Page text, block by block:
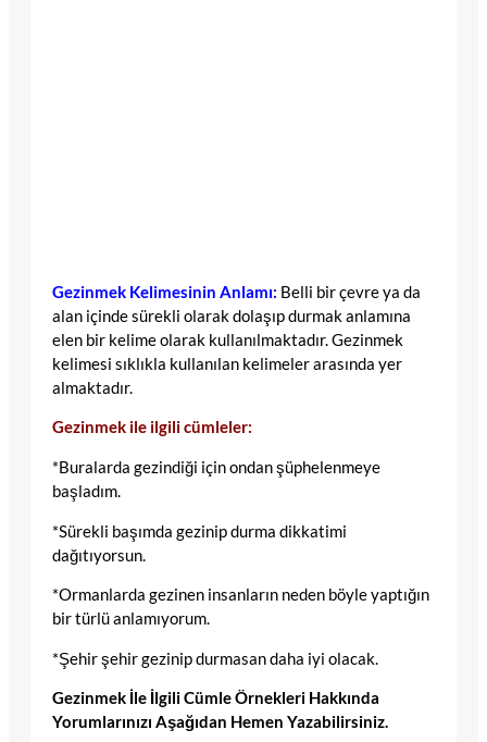
Gezinmek Kelimesinin Anlamı: Belli bir çevre ya da
alan içinde sürekli olarak dolaşıp durmak anlamına
elen bir kelime olarak kullanılmaktadır. Gezinmek
kelimesi sıklıkla kullanılan kelimeler arasında yer
almaktadır.
Gezinmek ile ilgili cümleler:
*Buralarda gezindiği için ondan şüphelenmeye
başladım.
*Sürekli başımda gezinip durma dikkatimi
dağıtıyorsun.
*Ormanlarda gezinen insanların neden böyle yaptığın
bir türlü anlamıyorum.
*Şehir şehir gezinip durmasan daha iyi olacak.
Gezinmek İle İlgili Cümle Örnekleri Hakkında
Yorumlarınızı Aşağıdan Hemen Yazabilirsiniz.